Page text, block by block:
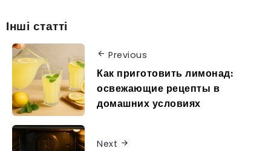
Інші статті
Previous
Как приготовить лимонад:
освежающие рецепты в
домашних условиях
Next